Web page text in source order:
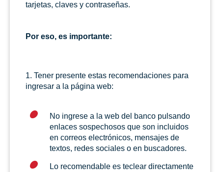
tarjetas, claves y contraseñas.
Por eso, es importante:
1. Tener presente estas recomendaciones para
ingresar a la página web:
No ingrese a la web del banco pulsando
enlaces sospechosos que son incluidos
en correos electrónicos, mensajes de
textos, redes sociales o en buscadores.
Lo recomendable es teclear directamente